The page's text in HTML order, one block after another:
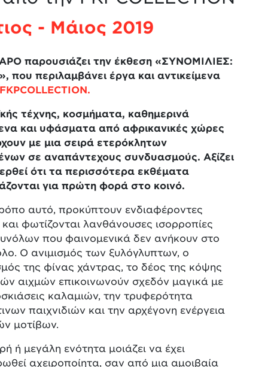
- Μάιος 2019
παρουσιάζει την έκθεση «ΣΥΝΟΜΙΛΙΕΣ:
που περιλαμβάνει έργα και αντικείμενα
FKPCOLLECTION.
τέχνης, κοσμήματα, καθημερινά
και υφάσματα από αφρικανικές χώρες
με μια σειρά ετερόκλητων
σε αναπάντεχους συνδυασμούς. Αξίζει
ότι τα περισσότερα εκθέματα
για πρώτη φορά στο κοινό.
αυτό, προκύπτουν ενδιαφέροντες
και φωτίζονται λανθάνουσες ισορροπίες
που φαινομενικά δεν ανήκουν στο
Ο ανιμισμός των ξυλόγλυπτων, ο
της φίνας χάντρας, το δέος της κόψης
αιχμών επικοινωνούν σχεδόν μαγικά με
καλαμιών, την τρυφερότητα
παιχνιδιών και την αρχέγονη ενέργεια
μοτίβων.
ή μεγάλη ενότητα μοιάζει να έχει
αχειροποίητα, σαν από μια αμοιβαία